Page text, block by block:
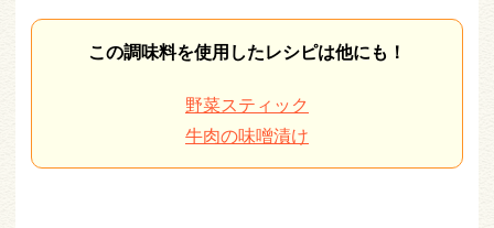
この調味料を使用したレシピは他にも！
野菜スティック
牛肉の味噌漬け